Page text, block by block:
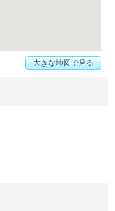
大きな地図で見る